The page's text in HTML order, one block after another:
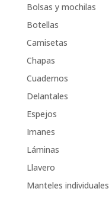
Bolsas y mochilas
Botellas
Camisetas
Chapas
Cuadernos
Delantales
Espejos
Imanes
Láminas
Llavero
Manteles individuales